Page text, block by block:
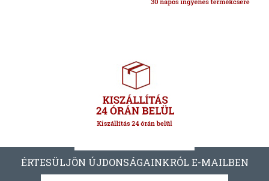
ÉRTESÜLJÖN ÚJDONSÁGAINKRÓL E-MAILBEN